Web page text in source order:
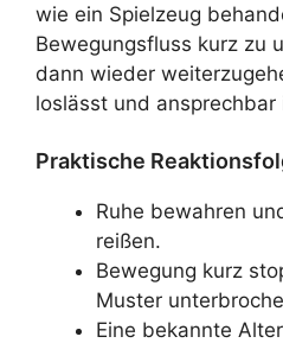
wie ein Spielzeug
Bewegungsfluss kurz zu
dann wieder
loslässt und ansprechbar
Praktische
Ruhe bewahren
reißen.
Bewegung kurz
Muster
Eine bekannte